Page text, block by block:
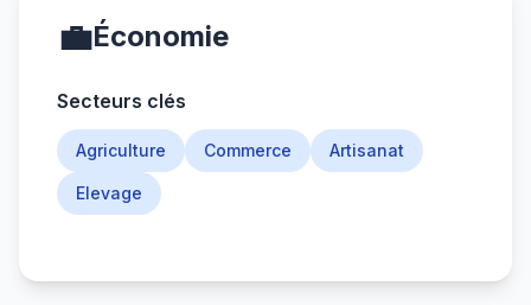
💼Économie
Secteurs clés
Agriculture Commerce Artisanat
Elevage